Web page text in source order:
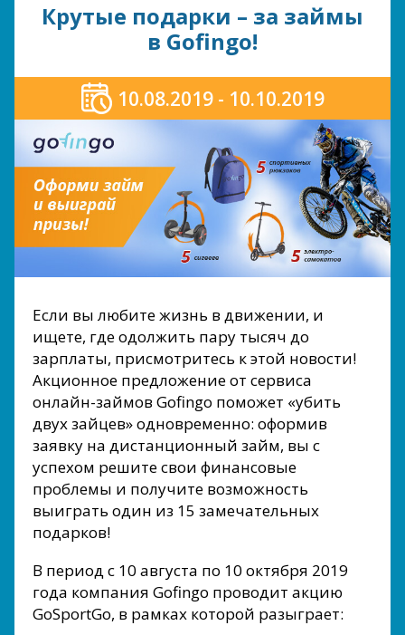
Крутые подарки – за займы
в Gofingo!
10.08.2019 - 10.10.2019
Если вы любите жизнь в движении, и
ищете, где одолжить пару тысяч до
зарплаты, присмотритесь к этой новости!
Акционное предложение от сервиса
онлайн-займов Gofingo поможет «убить
двух зайцев» одновременно: оформив
заявку на дистанционный займ, вы с
успехом решите свои финансовые
проблемы и получите возможность
выиграть один из 15 замечательных
подарков!
В период с 10 августа по 10 октября 2019
года компания Gofingo проводит акцию
GoSportGo, в рамках которой разыграет: